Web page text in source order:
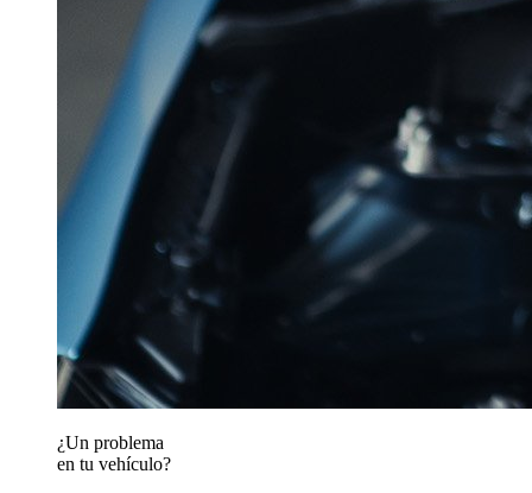
¿Un problema
en tu vehículo?